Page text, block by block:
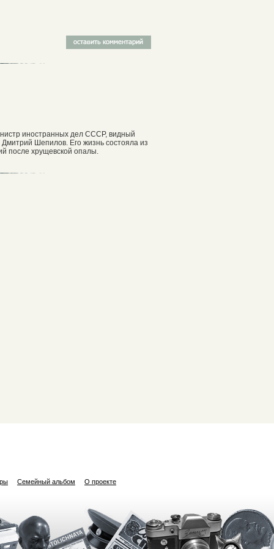
иностранных дел СССР, видный
Шепилов. Его жизнь состояла из
после хрущевской опалы.
Семейный альбом О проекте